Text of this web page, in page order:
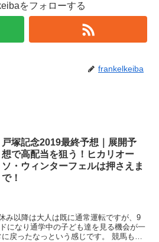
をフォローする
frankelkeiba
戸塚記念2019最終予想｜展開予
想で高配当を狙う！ヒカリオー
ソ・ウィンターフェルは押さえま
で！
み以降は大人は既に通常運転ですが、9
になり通学中の子ども達を見る機会が一
戻ったなっという感じです。 競馬も中